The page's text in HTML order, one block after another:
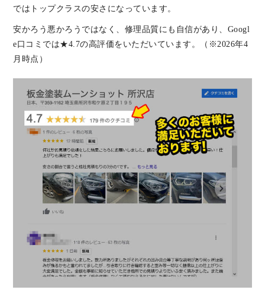
ではトップクラスの安さになっています。
安かろう悪かろうではなく、修理品質にも自信があり、Googl
e口コミでは★4.7の高評価をいただいています。（※2026年4
月時点）